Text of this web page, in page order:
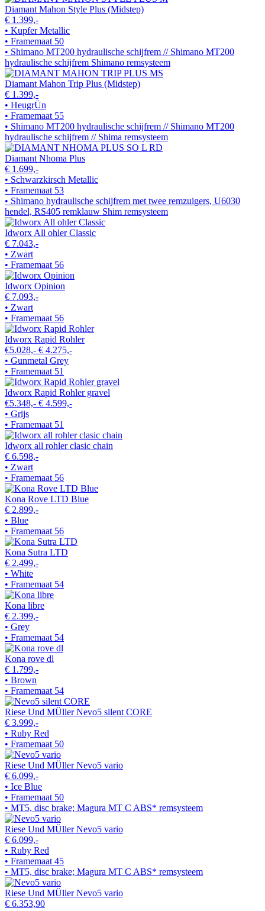
Diamant Mahon Style Plus (Midstep)
€ 1.399,-
• Kupfer Metallic
• Framemaat 50
• Shimano MT200 hydraulische schijfrem // Shimano MT200
hydraulische schijfrem Shimano remsysteem
Diamant Mahon Trip Plus (Midstep)
€ 1.399,-
• HeugrÜn
• Framemaat 55
• Shimano MT200 hydraulische schijfrem // Shimano MT200
hydraulische schijfrem // Shima remsysteem
Diamant Nhoma Plus
€ 1.699,-
• Schwarzkirsch Metallic
• Framemaat 53
• Shimano hydraulische schijfrem met twee remzuigers, U6030
hendel, RS405 remklauw Shim remsysteem
Idworx All ohler Classic
€ 7.043,-
• Zwart
• Framemaat 56
Idworx Opinion
€ 7.093,-
• Zwart
• Framemaat 56
Idworx Rapid Rohler
€5.028,- € 4.275,-
• Gunmetal Grey
• Framemaat 51
Idworx Rapid Rohler gravel
€5.348,- € 4.599,-
• Grijs
• Framemaat 51
Idworx all rohler clasic chain
€ 6.598,-
• Zwart
• Framemaat 56
Kona Rove LTD Blue
€ 2.899,-
• Blue
• Framemaat 56
Kona Sutra LTD
€ 2.499,-
• White
• Framemaat 54
Kona libre
€ 2.399,-
• Grey
• Framemaat 54
Kona rove dl
€ 1.799,-
• Brown
• Framemaat 54
Riese Und MÜller Nevo5 silent CORE
€ 3.999,-
• Ruby Red
• Framemaat 50
Riese Und MÜller Nevo5 vario
€ 6.099,-
• Ice Blue
• Framemaat 50
• MT5, disc brake; Magura MT C ABS* remsysteem
Riese Und MÜller Nevo5 vario
€ 6.099,-
• Ruby Red
• Framemaat 45
• MT5, disc brake; Magura MT C ABS* remsysteem
Riese Und MÜller Nevo5 vario
€ 6.353,90